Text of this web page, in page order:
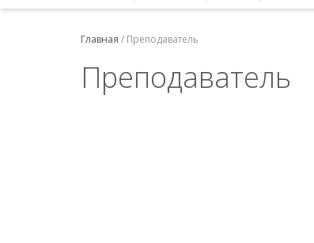
Главная / Преподаватель
Преподаватель